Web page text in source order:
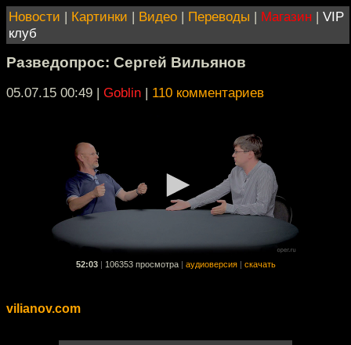
Новости | Картинки | Видео | Переводы | Магазин | VIP
клуб
Разведопрос: Сергей Вильянов
05.07.15 00:49 | Goblin | 110 комментариев
52:03 106353 просмотра аудиоверсия скачать
vilianov.com